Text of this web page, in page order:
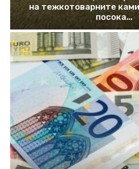
на тежкотоварните
посока...